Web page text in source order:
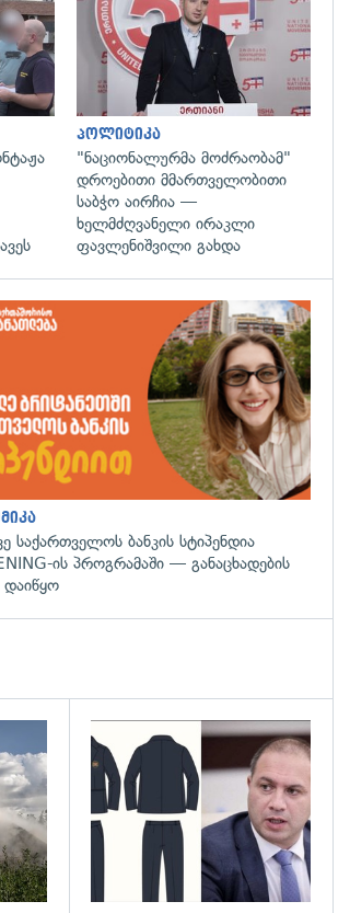
გადახედვა
პოლიტიკა
"ნაციონალურმა მოძრაობამ"
დროებითი მმართველობითი
საბჭო აირჩია —
ხელმძღვანელი ირაკლი
ფავლენიშვილი გახდა
საქართველოს ბანკის სტიპენდია
ის პროგრამაში — განაცხადების
დაიწყო
გადახედვა